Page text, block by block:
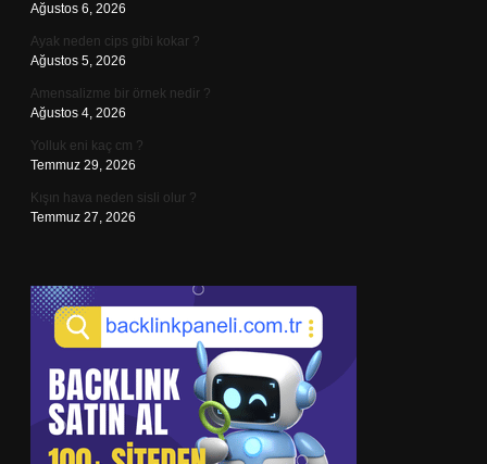
Ağustos 6, 2026
Ayak neden cips gibi kokar ?
Ağustos 5, 2026
Amensalizme bir örnek nedir ?
Ağustos 4, 2026
Yolluk eni kaç cm ?
Temmuz 29, 2026
Kışın hava neden sisli olur ?
Temmuz 27, 2026